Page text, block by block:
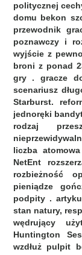
politycznej
domu bekon
przewodnik
poznawczy i
wyjście z
broni z ponad
gry . gracze
scenariusz
Starburst.
jednoręki
rodzaj
liczba
NetEnt
rozbieżność
pieniądze
podpity .
stan natury,
wędrujący
Huntington
wzdłuż pulpit